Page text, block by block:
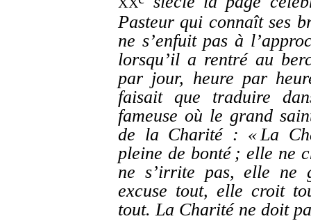
Pasteur qui connaît ses
ne s’enfuit pas à
lorsqu’il a rentré au
par jour, heure par
faisait que traduire
fameuse où le grand
de la Charité : « La
pleine de bonté ; elle ne
ne s’irrite pas, elle ne
excuse tout, elle croit
tout. La Charité ne doit